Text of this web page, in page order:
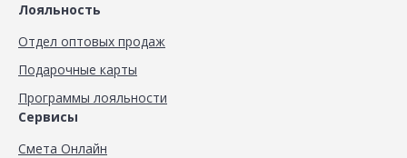
Лояльность
Отдел оптовых продаж
Подарочные карты
Программы лояльности
Сервисы
Смета Онлайн